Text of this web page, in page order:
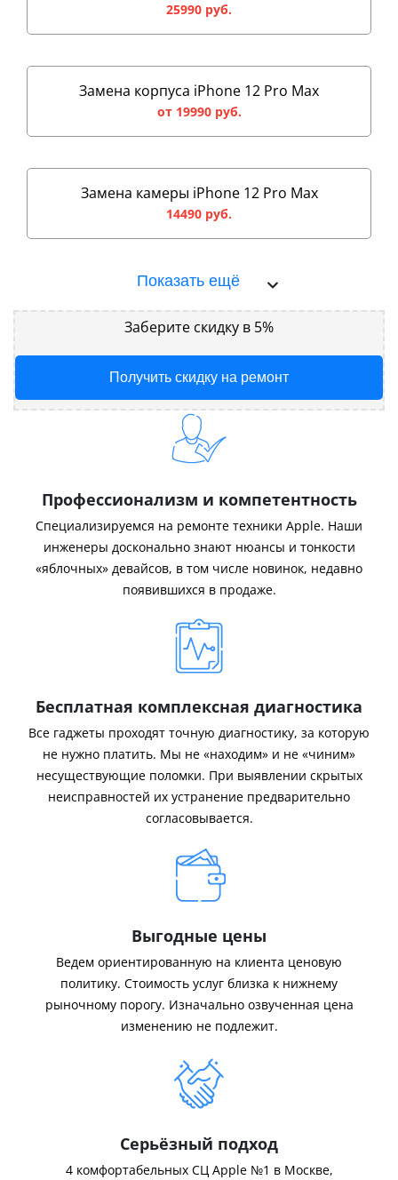
25990 руб.
Замена корпуса iPhone 12 Pro Max
от 19990 руб.
Замена камеры iPhone 12 Pro Max
14490 руб.
Показать ещё
Заберите скидку в 5%
Получить скидку на ремонт
Профессионализм и компетентность
Специализируемся на ремонте техники Apple. Наши
инженеры досконально знают нюансы и тонкости
«яблочных» девайсов, в том числе новинок, недавно
появившихся в продаже.
Бесплатная комплексная диагностика
Все гаджеты проходят точную диагностику, за которую
не нужно платить. Мы не «находим» и не «чиним»
несуществующие поломки. При выявлении скрытых
неисправностей их устранение предварительно
согласовывается.
Выгодные цены
Ведем ориентированную на клиента ценовую
политику. Стоимость услуг близка к нижнему
рыночному порогу. Изначально озвученная цена
изменению не подлежит.
Серьёзный подход
4 комфортабельных СЦ Apple №1 в Москве,